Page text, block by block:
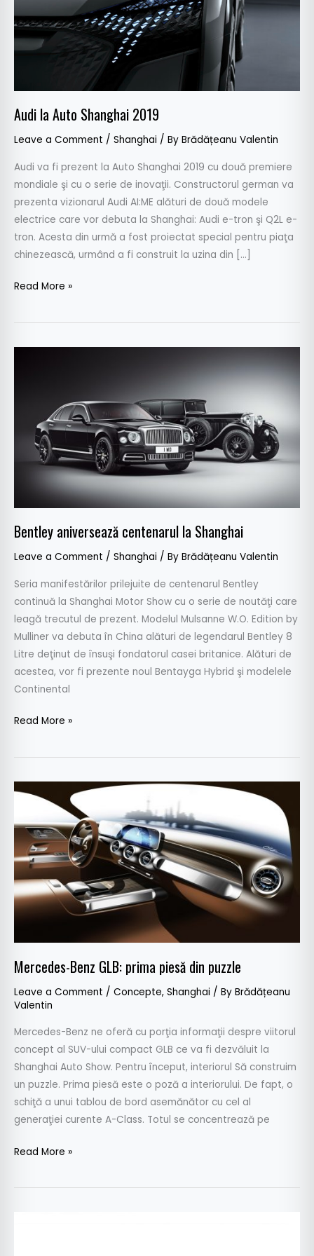
Audi la Auto Shanghai 2019
Leave a Comment / Shanghai / By Brădățeanu Valentin
Audi va fi prezent la Auto Shanghai 2019 cu două premiere
mondiale şi cu o serie de inovaţii. Constructorul german va
prezenta vizionarul Audi AI:ME alături de două modele
electrice care vor debuta la Shanghai: Audi e-tron şi Q2L e-
tron. Acesta din urmă a fost proiectat special pentru piaţa
chinezească, urmând a fi construit la uzina din […]
Read More »
Bentley aniversează centenarul la Shanghai
Leave a Comment / Shanghai / By Brădățeanu Valentin
Seria manifestărilor prilejuite de centenarul Bentley
continuă la Shanghai Motor Show cu o serie de noutăţi care
leagă trecutul de prezent. Modelul Mulsanne W.O. Edition by
Mulliner va debuta în China alături de legendarul Bentley 8
Litre deţinut de însuşi fondatorul casei britanice. Alături de
acestea, vor fi prezente noul Bentayga Hybrid şi modelele
Continental
Shanghai
Read More »
Mercedes-Benz GLB: prima piesă din puzzle
Leave a Comment / Concepte, Shanghai / By Brădățeanu
Valentin
Mercedes-Benz ne oferă cu porţia informaţii despre viitorul
concept al SUV-ului compact GLB ce va fi dezvăluit la
Shanghai Auto Show. Pentru început, interiorul Să construim
un puzzle. Prima piesă este o poză a interiorului. De fapt, o
schiţă a unui tablou de bord asemănător cu cel al
generaţiei curente A-Class. Totul se concentrează pe
Mercedes-
GLB:
prima
piesă
din
puzzle
Read More »